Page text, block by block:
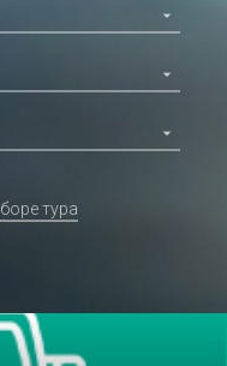
тура